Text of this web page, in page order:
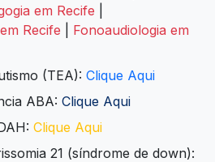
em Recife
Recife
Fonoaudiologia em
(TEA): Clique Aqui
ABA: Clique Aqui
Clique Aqui
21 (síndrome de down):